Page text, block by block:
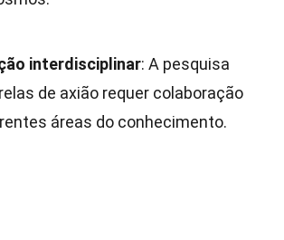
interdisciplinar: A pesquisa
de axião requer colaboração
áreas do conhecimento.